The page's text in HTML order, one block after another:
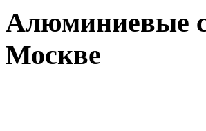
Алюминиевые
Москве